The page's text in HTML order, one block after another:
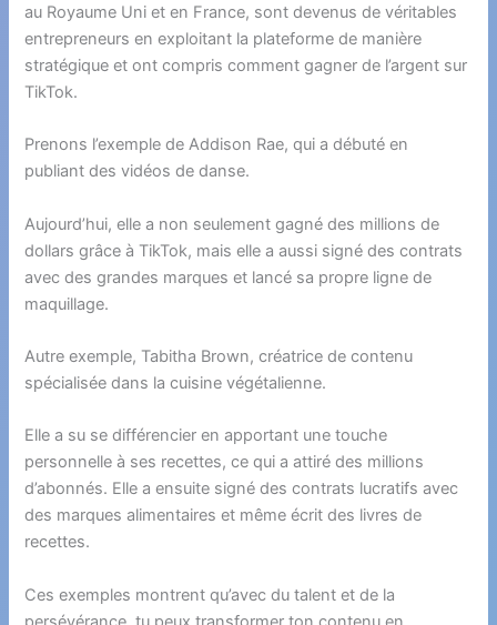
au Royaume Uni et en France, sont devenus de véritables
entrepreneurs en exploitant la plateforme de manière
stratégique et ont compris comment gagner de l’argent sur
TikTok.
Prenons l’exemple de Addison Rae, qui a débuté en
publiant des vidéos de danse.
Aujourd’hui, elle a non seulement gagné des millions de
dollars grâce à TikTok, mais elle a aussi signé des contrats
avec des grandes marques et lancé sa propre ligne de
maquillage.
Autre exemple, Tabitha Brown, créatrice de contenu
spécialisée dans la cuisine végétalienne.
Elle a su se différencier en apportant une touche
personnelle à ses recettes, ce qui a attiré des millions
d’abonnés. Elle a ensuite signé des contrats lucratifs avec
des marques alimentaires et même écrit des livres de
recettes.
Ces exemples montrent qu’avec du talent et de la